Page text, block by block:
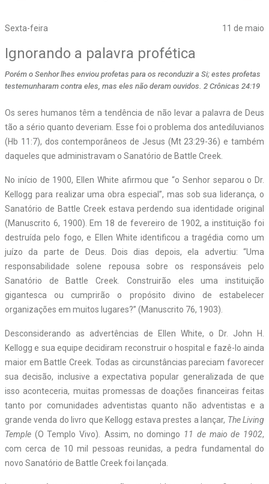
Sexta-feira 11 de maio
Ignorando a palavra profética
Porém o Senhor lhes enviou profetas para os reconduzir a Si; estes profetas
testemunharam contra eles, mas eles não deram ouvidos. 2 Crônicas 24:19
Os seres humanos têm a tendência de não levar a palavra de Deus
tão a sério quanto deveriam. Esse foi o problema dos antediluvianos
(Hb 11:7), dos contemporâneos de Jesus (Mt 23:29-36) e também
daqueles que administravam o Sanatório de Battle Creek.
No início de 1900, Ellen White afirmou que “o Senhor separou o Dr.
Kellogg para realizar uma obra especial”, mas sob sua liderança, o
Sanatório de Battle Creek estava perdendo sua identidade original
(Manuscrito 6, 1900). Em 18 de fevereiro de 1902, a instituição foi
destruída pelo fogo, e Ellen White identificou a tragédia como um
juízo da parte de Deus. Dois dias depois, ela advertiu: “Uma
responsabilidade solene repousa sobre os responsáveis pelo
Sanatório de Battle Creek. Construirão eles uma instituição
gigantesca ou cumprirão o propósito divino de estabelecer
organizações em muitos lugares?” (Manuscrito 76, 1903).
Desconsiderando as advertências de Ellen White, o Dr. John H.
Kellogg e sua equipe decidiram reconstruir o hospital e fazê-lo ainda
maior em Battle Creek. Todas as circunstâncias pareciam favorecer
sua decisão, inclusive a expectativa popular generalizada de que
isso aconteceria, muitas promessas de doações financeiras feitas
tanto por comunidades adventistas quanto não adventistas e a
grande venda do livro que Kellogg estava prestes a lançar, The Living
Temple (O Templo Vivo) Assim, no domingo 11 de maio de 1902,
com cerca de 10 mil pessoas reunidas, a pedra fundamental do
novo Sanatório de Battle Creek foi lançada.